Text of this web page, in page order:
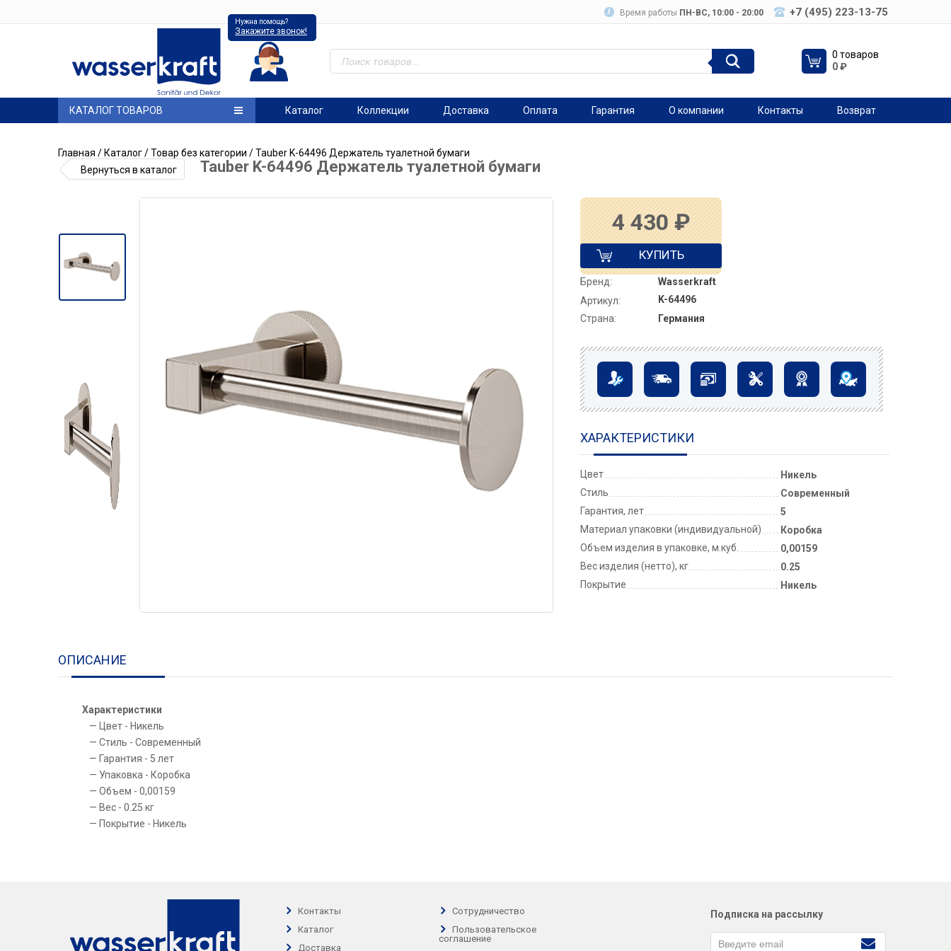
Время работы ПН-ВC, 10:00 - 20:00 +7 (495) 223-13-75
Нужна помощь?
Закажите звонок!
0 товаров
0₽
КАТАЛОГ ТОВАРОВ Каталог Коллекции Доставка Оплата Гарантия О компании Контакты Возврат
Главная / Каталог/Товар без категории / Tauber K-64496 Держатель туалетной бумаги
Вернуться в каталог
Tauber K-64496 Держатель туалетной бумаги
4 430 ₽
КУПИТЬ
Бренд:
Wasserkraft
Артикул:
K-64496
Страна:
Германия
ХАРАКТЕРИСТИКИ
Цвет
Никель
Стиль
Современный
Гарантия, лет
5
Материал упаковки (индивидуальной)
Коробка
Объем изделия в упаковке, м.куб.
0,00159
Вес изделия (нетто), кг
0.25
Покрытие
Никель
ОПИСАНИЕ
Характеристики
Цвет - Никель
Стиль - Современный
Гарантия - 5 лет
Упаковка - Коробка
Объем - 0,00159
Вес - 0.25 кг
Покрытие - Никель
Контакты
Каталог
Доставка
Сотрудничество
Пользовательское
соглашение
Подписка на рассылку